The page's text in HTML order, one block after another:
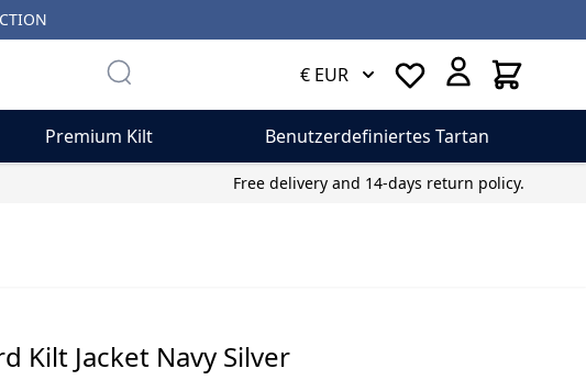
€ EUR Cart
Premium Kilt
Benutzerdefiniertes Tartan
Free delivery and 14-days return policy.
Kilt Jacket Navy Silver